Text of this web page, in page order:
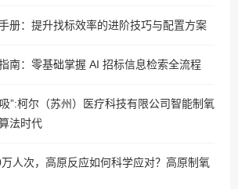
册：提升找标效率的进阶技巧与配置方案
南：零基础掌握 AI 招标信息检索全流程
”:柯尔（苏州）医疗科技有限公司智能制氧
法时代
人次，高原反应如何科学应对？高原制氧